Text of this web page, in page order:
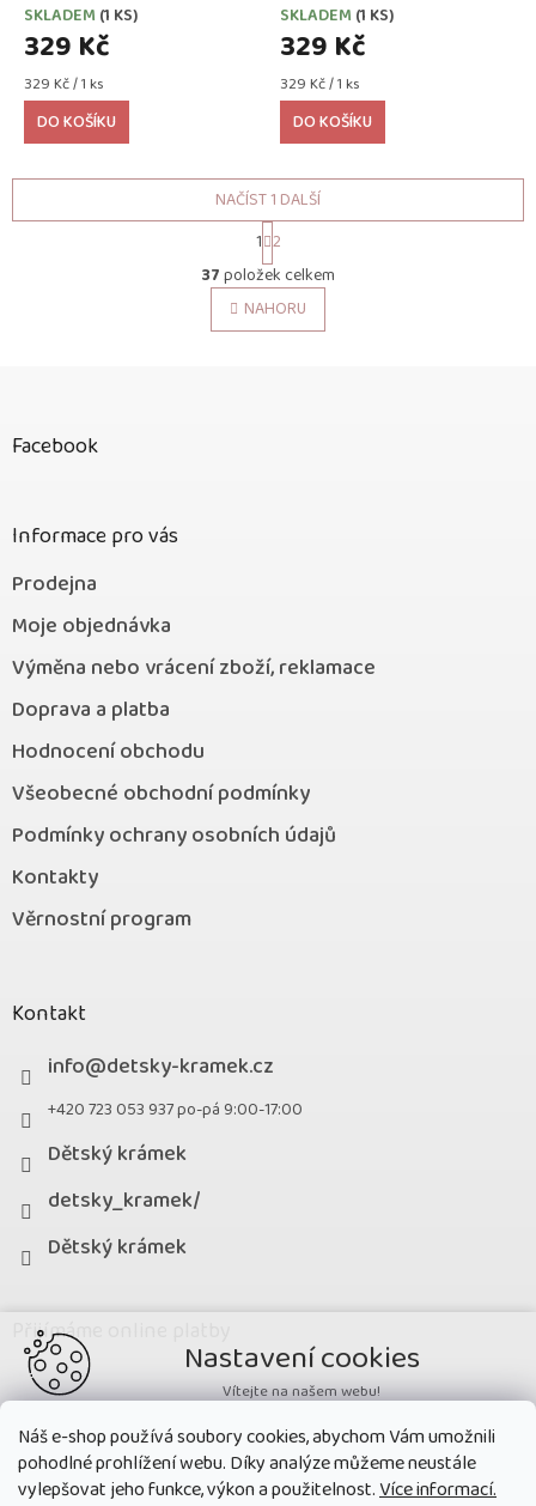
Náš e-shop používá soubory cookies, abychom Vám umožnili
pohodlné prohlížení webu. Díky analýze můžeme neustále
vylepšovat jeho funkce, výkon a použitelnost.Více informací.
SKLADEM (1 KS)
329 Kč
Měrná
cena:
329 Kč / 1 ks
DO KOŠÍKU
SKLADEM (1 KS)
329 Kč
Měrná
cena:
329 Kč / 1 ks
DO KOŠÍKU
O
v
l
á
s
u
NAČÍST 1 DALŠÍ
S
t
r
á
n
k
1 2
37položek celkem
NAHORU
Facebook
Informace pro vás
Prodejna
Moje objednávka
Výměna nebo vrácení zboží, reklamace
Doprava a platba
Hodnocení obchodu
Všeobecné obchodní podmínky
Podmínky ochrany osobních údajů
Kontakty
Věrnostní program
Kontakt
info@detsky-kramek.cz
+420 723 053 937 po-pá 9:00-17:00
Dětský krámek
detsky_kramek/
Dětský krámek
Přijímáme online platby
Nastavení cookies
Vítejte na našem webu!
Potřebujeme nastavit cookies a související technologie, aby
zobrazovaný obsah odpovídal vašim potřebám a vy na webu nalezli
přesně to, co potřebujete. Soubory cookies používané na našem webu
nikdy neslouží ke zjišťování totožnosti uživatelů stránek.